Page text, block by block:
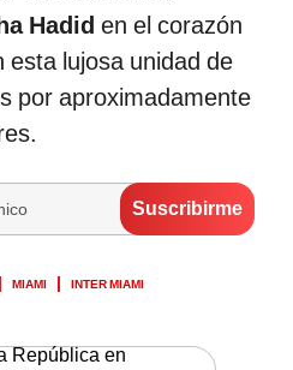
Hadid en el corazón
esta lujosa unidad de
por aproximadamente
MIAMI
INTER MIAMI
República en